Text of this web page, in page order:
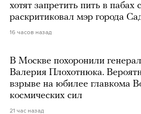
хотят запретить пить в
раскритиковал мэр города
16 часов назад
В Москве похоронили
Валерия Плохотнюка.
взрыве на юбилее главкома
космических сил
21 час назад